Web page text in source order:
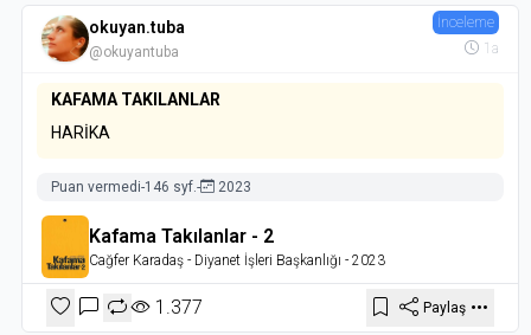
okuyan.tuba
@okuyantuba
İnceleme
1a
KAFAMA TAKILANLAR
HARİKA
Puan vermedi-146 syf.- 2023
Kafama Takılanlar - 2
Cağfer Karadaş - Diyanet İşleri Başkanlığı - 2023
1.377 Paylaş